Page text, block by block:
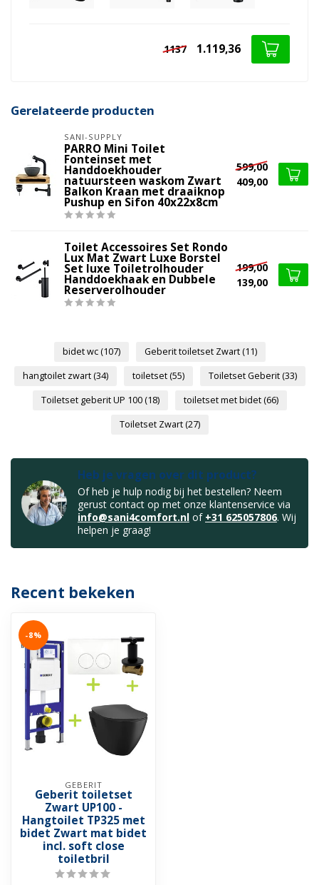
1137 1.119,36
Gerelateerde producten
SANI-SUPPLY
PARRO Mini Toilet
Fonteinset met
Handdoekhouder
natuursteen waskom Zwart
Balkon Kraan met draaiknop
Pushup en Sifon 40x22x8cm
599,00
409,00
Toilet Accessoires Set Rondo
Lux Mat Zwart Luxe Borstel
Set luxe Toiletrolhouder
Handdoekhaak en Dubbele
Reserverolhouder
199,00
139,00
bidet wc(107) Geberit toiletset Zwart(11)
hangtoilet zwart(34) toiletset(55) Toiletset Geberit(33)
Toiletset geberit UP 100(18) toiletset met bidet(66)
Toiletset Zwart(27)
Heb je vragen over dit product?
Of heb je hulp nodig bij het bestellen? Neem
gerust contact op met onze klantenservice via
info@sani4comfort.nl of +31 625057806. Wij
helpen je graag!
Recent bekeken
-8%
GEBERIT
Geberit toiletset
Zwart UP100 -
Hangtoilet TP325 met
bidet Zwart mat bidet
incl. soft close
toiletbril